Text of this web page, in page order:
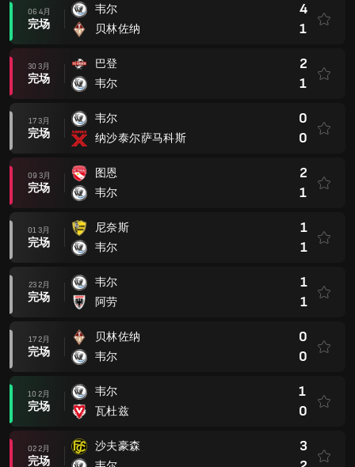
06 4月
完场
韦尔
贝林佐纳
4
1
30 3月
完场
巴登
韦尔
2
1
17 3月
完场
韦尔
纳沙泰尔萨马科斯
0
0
09 3月
完场
图恩
韦尔
2
1
01 3月
完场
尼奈斯
韦尔
1
1
23 2月
完场
韦尔
阿劳
1
1
17 2月
完场
贝林佐纳
韦尔
0
0
10 2月
完场
韦尔
瓦杜兹
1
0
02 2月
完场
沙夫豪森
3